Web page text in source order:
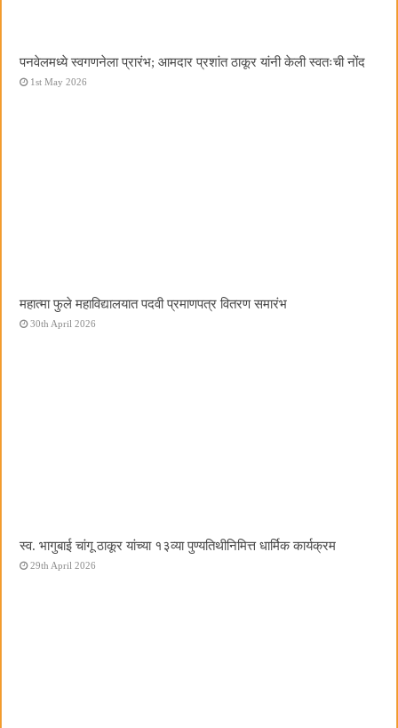
पनवेलमध्ये स्वगणनेला प्रारंभ; आमदार प्रशांत ठाकूर यांनी केली स्वतःची नोंद
1st May 2026
महात्मा फुले महाविद्यालयात पदवी प्रमाणपत्र वितरण समारंभ
30th April 2026
स्व. भागुबाई चांगू ठाकूर यांच्या १३व्या पुण्यतिथीनिमित्त धार्मिक कार्यक्रम
29th April 2026